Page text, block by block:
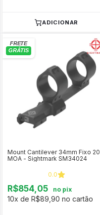
ADICIONAR
Mount Cantilever 34mm Fixo 20
MOA - Sightmark SM34024
0.0
R$854,05 no pix
10x de R$89,90 no cartão